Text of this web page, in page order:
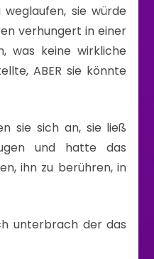
sie würde
verhungert in einer
was keine wirkliche
ABER sie könnte
sie sich an, sie ließ
und hatte das
ihn zu berühren, in
unterbrach der das